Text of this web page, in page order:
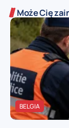
Może Cię
BELGIA